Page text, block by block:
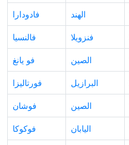
فادودارا
الهند
فالنسيا
فنزويلا
فو يانغ
الصين
فورتاليزا
البرازيل
فوشان
الصين
فوكوكا
اليابان